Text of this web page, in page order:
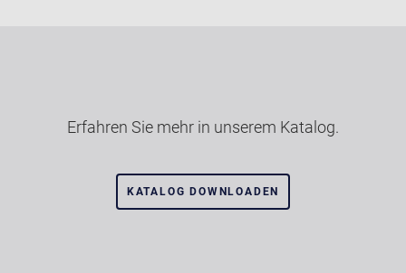
Erfahren Sie mehr in unserem Katalog.
KATALOG DOWNLOADEN